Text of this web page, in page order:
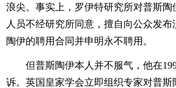
浪尖。事实上，罗伊特研究所对普斯
人员不经研究所同意，擅自向公众发
陶伊的聘用合同并申明永不聘用。
但普斯陶伊本人并不服气，他在
诉。英国皇家学会立即组织专家对普